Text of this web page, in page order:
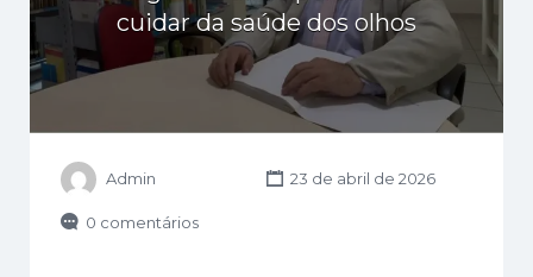
cuidar da saúde dos olhos
Admin 23 de abril de 2026
0 comentários